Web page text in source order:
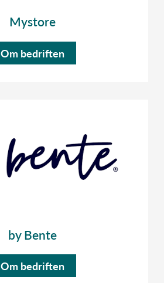
Mystore
Om bedriften
by Bente
Om bedriften